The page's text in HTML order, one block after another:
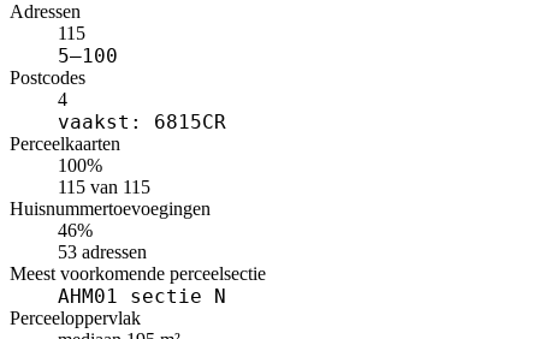
Adressen
115
5–100
Postcodes
4
vaakst: 6815CR
Perceelkaarten
100%
115 van 115
Huisnummertoevoegingen
46%
53 adressen
Meest voorkomende perceelsectie
AHM01 sectie N
Perceeloppervlak